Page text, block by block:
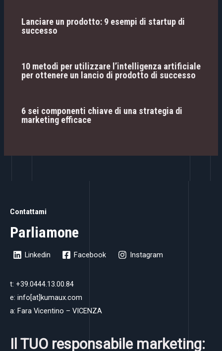
Lanciare un prodotto: 9 esempi di startup di
successo
10 metodi per utilizzare l’intelligenza artificiale
per ottenere un lancio di prodotto di successo
6 sei componenti chiave di una strategia di
marketing efficace
Contattami
Parliamone
Linkedin Facebook Instagram
t: +39.0444.13.00.84
e: info[at]kumaux.com
a: Fara Vicentino – VICENZA
Il TUO responsabile marketing: